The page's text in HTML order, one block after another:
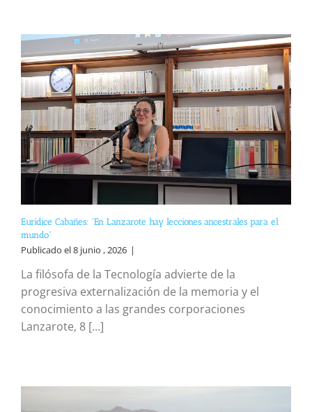
Eurídice Cabañes: “En Lanzarote hay lecciones ancestrales para el
mundo”
Publicado el 8 junio , 2026 |
La filósofa de la Tecnología advierte de la
progresiva externalización de la memoria y el
conocimiento a las grandes corporaciones
Lanzarote, 8 [...]